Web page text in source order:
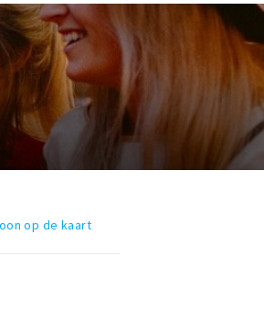
op de kaart